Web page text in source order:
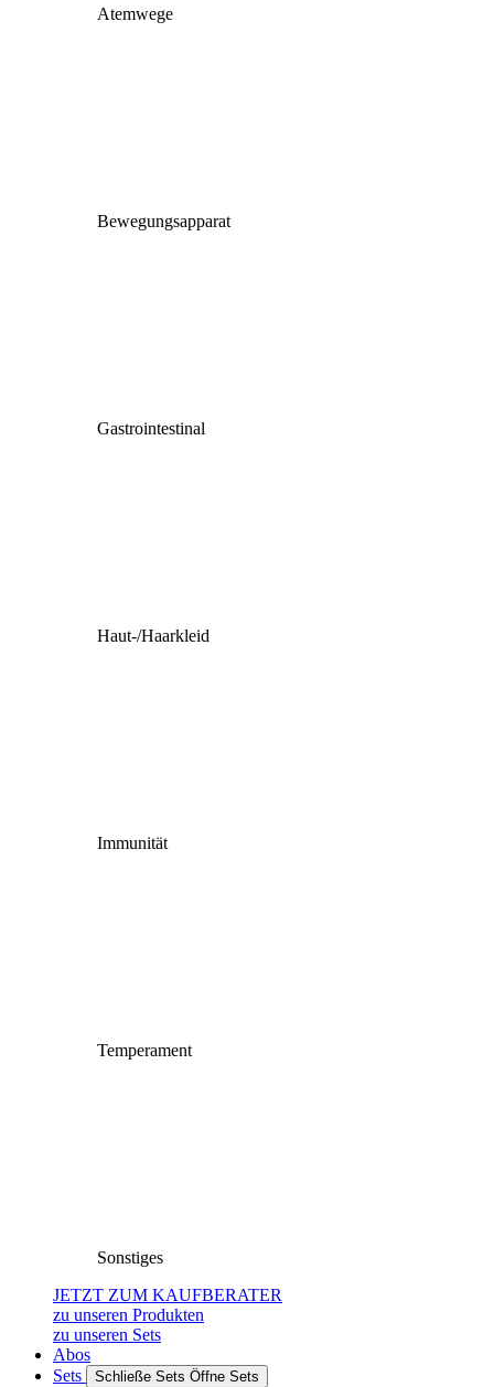
Atemwege
Bewegungsapparat
Gastrointestinal
Haut-/Haarkleid
Immunität
Temperament
Sonstiges
JETZT ZUM KAUFBERATER
zu unseren Produkten
zu unseren Sets
Abos
Sets
Schließe Sets Öffne Sets